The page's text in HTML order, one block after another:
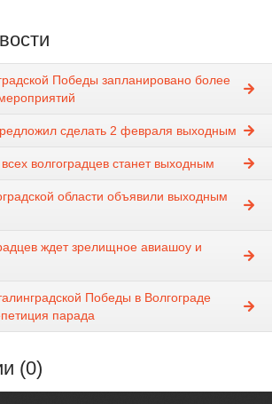
Победы запланировано более
сделать 2 февраля выходным
волгоградцев станет выходным
области объявили выходным
ждет зрелищное авиашоу и
Победы в Волгограде
парада
(0)